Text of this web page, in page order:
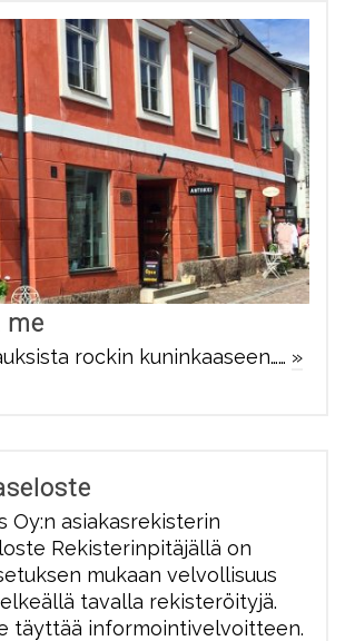
me
rockin kuninkaaseen…… »
Oy:n asiakasrekisterin
Rekisterinpitäjällä on
mukaan velvollisuus
tavalla rekisteröityjä.
täyttää informointivelvoitteen.